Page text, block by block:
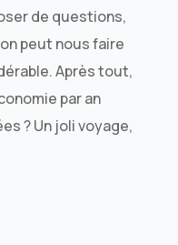
de questions,
peut nous faire
Après tout,
par an
? Un joli voyage,